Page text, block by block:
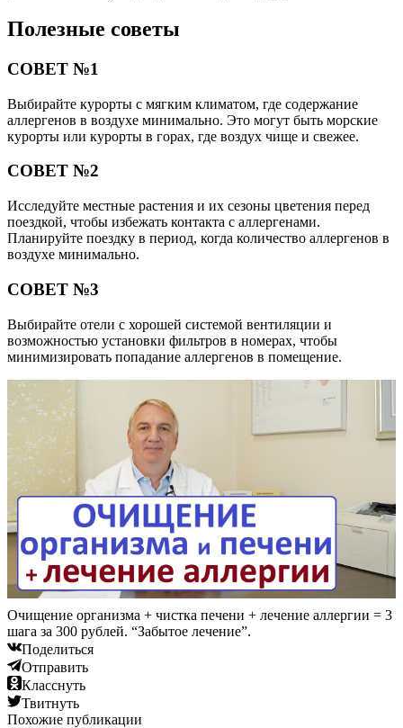
Полезные советы
СОВЕТ №1
Выбирайте курорты с мягким климатом, где содержание
аллергенов в воздухе минимально. Это могут быть морские
курорты или курорты в горах, где воздух чище и свежее.
СОВЕТ №2
Исследуйте местные растения и их сезоны цветения перед
поездкой, чтобы избежать контакта с аллергенами.
Планируйте поездку в период, когда количество аллергенов в
воздухе минимально.
СОВЕТ №3
Выбирайте отели с хорошей системой вентиляции и
возможностью установки фильтров в номерах, чтобы
минимизировать попадание аллергенов в помещение.
Очищение организма + чистка печени + лечение аллергии = 3
шага за 300 рублей. “Забытое лечение”.
Поделиться
Отправить
Класснуть
Твитнуть
Похожие публикации